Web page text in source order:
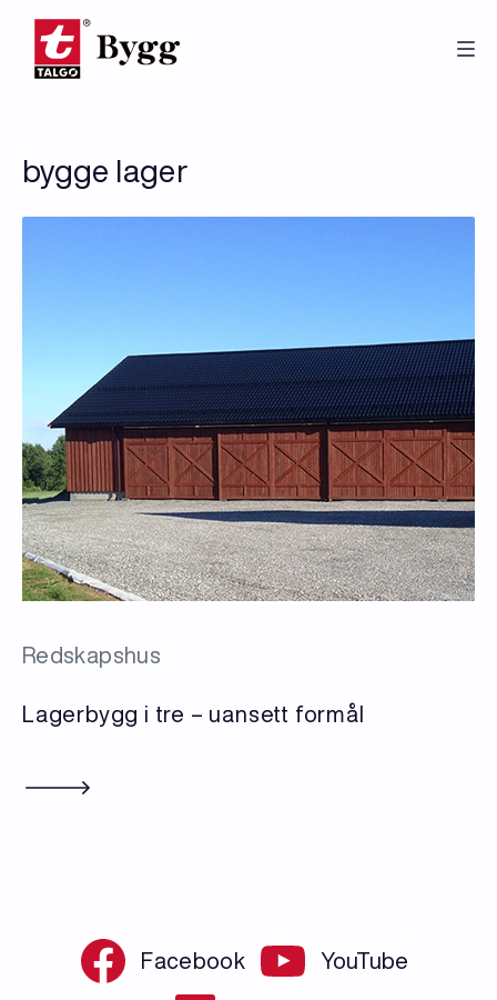
Hopp
bygge lager
Redskapshus
Lagerbygg i tre – uansett formål
Facebook YouTube